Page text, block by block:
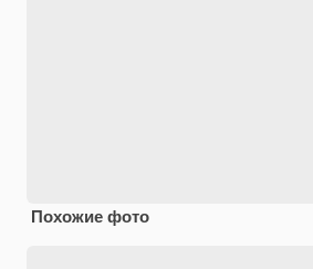
Похожие фото